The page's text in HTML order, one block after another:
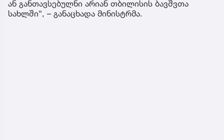
ან განთავსებულნი არიან თბილისის ბავშვთა
სახლში“, – განაცხადა მინისტრმა.